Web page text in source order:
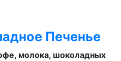
Печенье
молока, шоколадных